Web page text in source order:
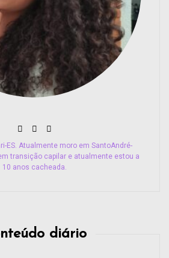
ES. Atualmente moro em SantoAndré-
transição capilar e atualmente estou a
10 anos cacheada.
diário